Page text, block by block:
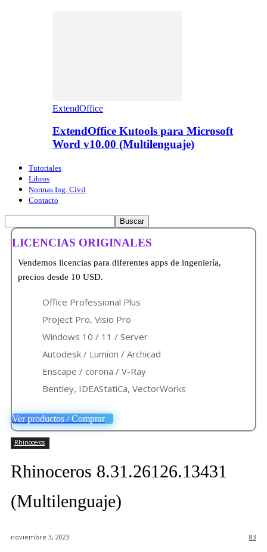
ExtendOffice
ExtendOffice Kutools para Microsoft
Word v10.00 (Multilenguaje)
Tutoriales
Libros
Normas Ing. Civil
Contacto
LICENCIAS ORIGINALES
Vendemos licencias para diferentes apps de ingeniería,
precios desde 10 USD.
Office Professional Plus
Project Pro, Visio Pro
Windows 10 / 11 / Server
Autodesk / Lumion / Archicad
Enscape / corona / V-Ray
Bentley, IDEAStatiCa, VectorWorks
Ver productos / Comprar
Rhinoceros
Rhinoceros 8.31.26126.13431
(Multilenguaje)
noviembre 3, 2023 83